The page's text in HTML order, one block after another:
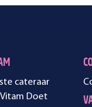
cateraar
Doet